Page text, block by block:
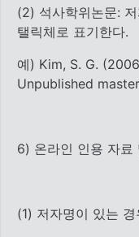
(2) 석사학위논문:
탤릭체로 표기한다.
예) Kim, S. G.
Unpublished
6) 온라인 인용 자료
(1) 저자명이 있는